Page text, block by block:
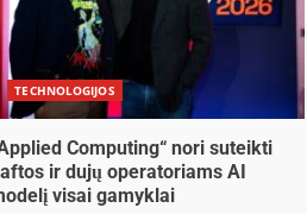
TECHNOLOGIJOS
Computing“ nori suteikti
ir dujų operatoriams AI
visai gamyklai